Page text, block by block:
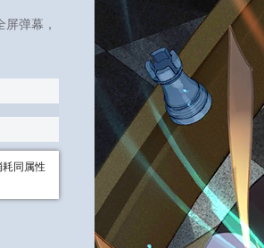
弹幕，
耗同属性